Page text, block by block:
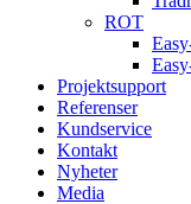
ROT
Projektsupport
Referenser
Kundservice
Kontakt
Nyheter
Media